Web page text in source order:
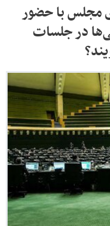
مجلس با حضور
در جلسات